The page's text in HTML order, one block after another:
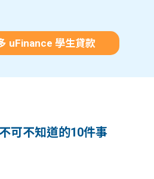
uFinance 學生貸款
可不知道的10件事